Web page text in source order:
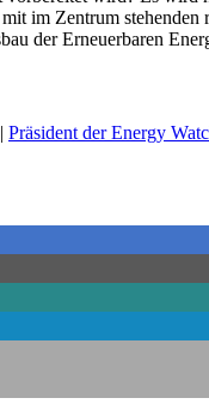
im Zentrum stehenden
der Erneuerbaren
| Präsident der Energy